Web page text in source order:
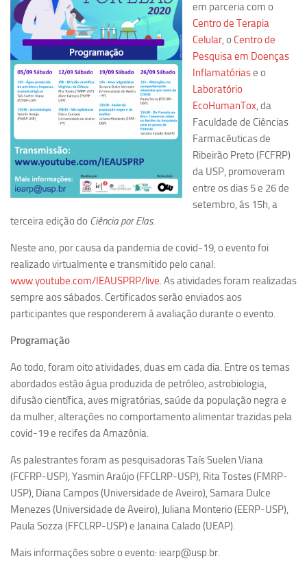
Carreira Docente de Impacto
Ciência, Arte, Educação e Sociedade: CienArtES
Grupo de Estudos Avançados em Tecnologia e Informação
em Saúde com foco em Populações Vulneráveis
(Confluencia)
Grupos de estudo encerrados
Criminologia Experimental e Segurança Pública
Direito e Tecnologia (Tech Law)
Grupo de Pesquisa GPUBLIC – Centro de Estudos em Gestão
Ano Sabático
Daniel Domingues dos Santos
Evandro Eduardo Seron Ruiz
Fabiana Cristina Severi (FDRP)
Fernando de Lima Caneppele
Maria Paula Costa Bertran
Professor Sênior
Professores Seniores Encerrados
Institucional
Polo Ribeirão Preto
em parceria com o
Centro de Terapia
Celular, o Centro de
Pesquisa em Doenças
Inflamatóriase o
Laboratório
EcoHumanTox, da
Faculdade de Ciências
Farmacêuticas de
Ribeirão Preto (FCFRP)
da USP, promoveram
entre os dias 5 e 26 de
setembro, ás 15h, a
terceira edição do Ciência por Elas.
Neste ano, por causa da pandemia de covid-19, o evento foi
realizado virtualmente e transmitido pelo canal:
www.youtube.com/IEAUSPRP/live. As atividades foram realizadas
sempre aos sábados. Certificados serão enviados aos
participantes que responderem à avaliação durante o evento.
Programação
Ao todo, foram oito atividades, duas em cada dia. Entre os temas
abordados estão água produzida de petróleo, astrobiologia,
difusão científica, aves migratórias, saúde da população negra e
da mulher, alterações no comportamento alimentar trazidas pela
covid-19 e recifes da Amazônia.
As palestrantes foram as pesquisadoras Taís Suelen Viana
(FCFRP-USP), Yasmin Araújo (FFCLRP-USP), Rita Tostes (FMRP-
USP), Diana Campos (Universidade de Aveiro), Samara Dulce
Menezes (Universidade de Aveiro), Juliana Monterio (EERP-USP),
Paula Sozza (FFCLRP-USP) e Janaina Calado (UEAP).
Mais informações sobre o evento: iearp@usp.br.